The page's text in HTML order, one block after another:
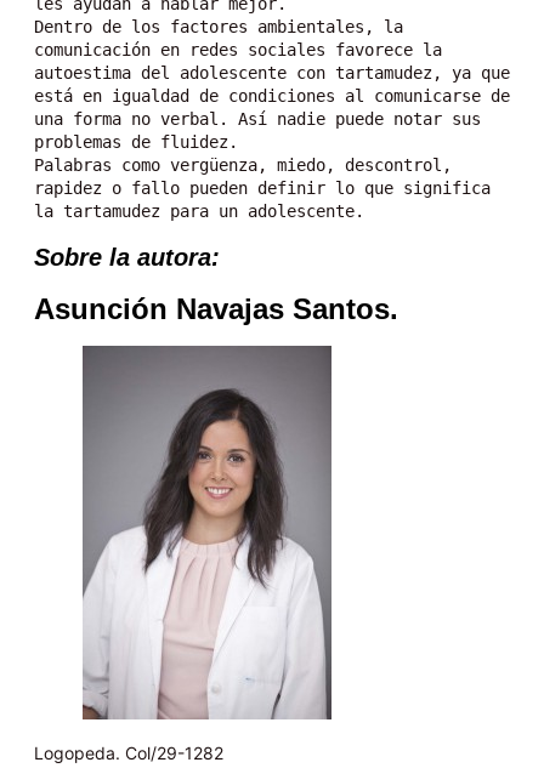
les ayudan a hablar mejor.
Dentro de los factores ambientales, la
comunicación en redes sociales favorece la
autoestima del adolescente con tartamudez, ya que
está en igualdad de condiciones al comunicarse de
una forma no verbal. Así nadie puede notar sus
problemas de fluidez.
Palabras como vergüenza, miedo, descontrol,
rapidez o fallo pueden definir lo que significa
la tartamudez para un adolescente.
Sobre la autora:
Asunción Navajas Santos.
Logopeda. Col/29-1282